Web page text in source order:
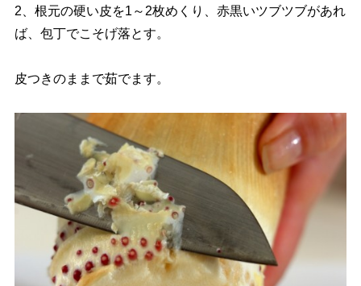
2、根元の硬い皮を1～2枚めくり、赤黒いツブツブがあれ
ば、包丁でこそげ落とす。
皮つきのままで茹でます。